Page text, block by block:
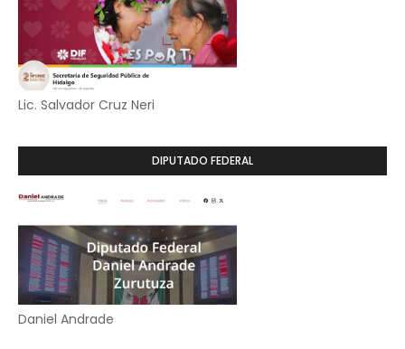
Lic. Salvador Cruz Neri
DIPUTADO FEDERAL
Daniel Andrade